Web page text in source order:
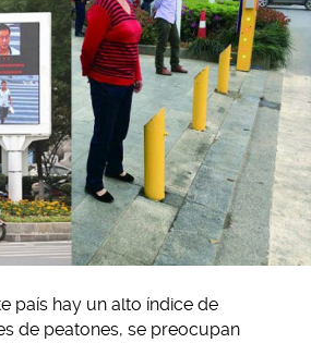
país hay un alto índice de
de peatones, se preocupan